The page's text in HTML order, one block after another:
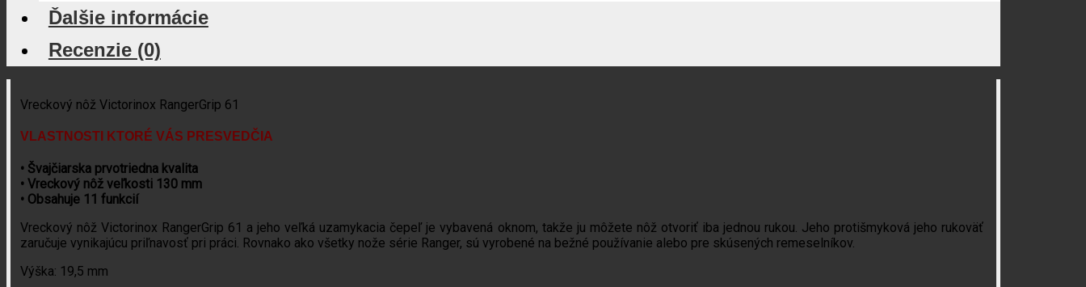
Ďalšie informácie
Recenzie (0)
Vreckový nôž Victorinox RangerGrip 61
VLASTNOSTI KTORÉ VÁS PRESVEDČIA
• Švajčiarska prvotriedna kvalita
• Vreckový nôž veľkosti 130 mm
• Obsahuje 11 funkcií
Vreckový nôž Victorinox RangerGrip 61 a jeho veľká uzamykacia čepeľ je vybavená oknom, takže ju môžete nôž otvoriť iba jednou rukou. Jeho protišmyková jeho rukoväť
zaručuje vynikajúcu priľnavosť pri práci. Rovnako ako všetky nože série Ranger, sú vyrobené na bežné používanie alebo pre skúsených remeselníkov.
Výška: 19,5 mm